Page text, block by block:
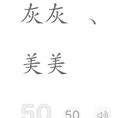
灰灰 、
美 美